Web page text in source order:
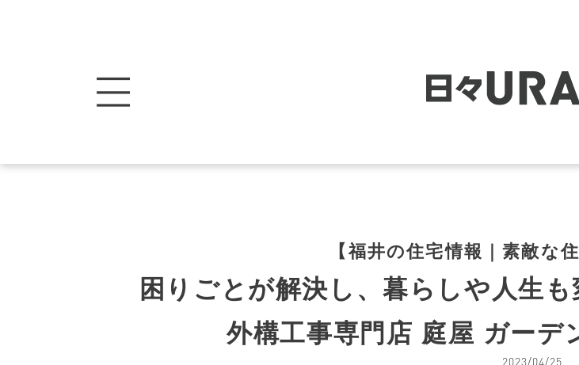
【福井の住宅情報｜素敵な
困りごとが解決し、暮らしや人生
外構工事専門店 庭屋 ガー
2023/04/25